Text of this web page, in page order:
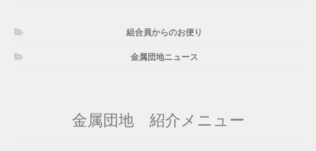
組合員からのお便り
金属団地ニュース
金属団地 紹介メニュー